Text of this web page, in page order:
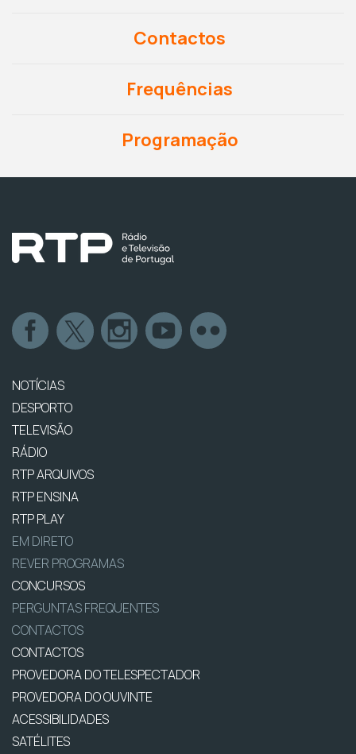
Contactos
Frequências
Programação
NOTÍCIAS
DESPORTO
TELEVISÃO
RÁDIO
RTP ARQUIVOS
RTP ENSINA
RTP PLAY
EM DIRETO
REVER PROGRAMAS
CONCURSOS
PERGUNTAS FREQUENTES
CONTACTOS
CONTACTOS
PROVEDORA DO TELESPECTADOR
PROVEDORA DO OUVINTE
ACESSIBILIDADES
SATÉLITES